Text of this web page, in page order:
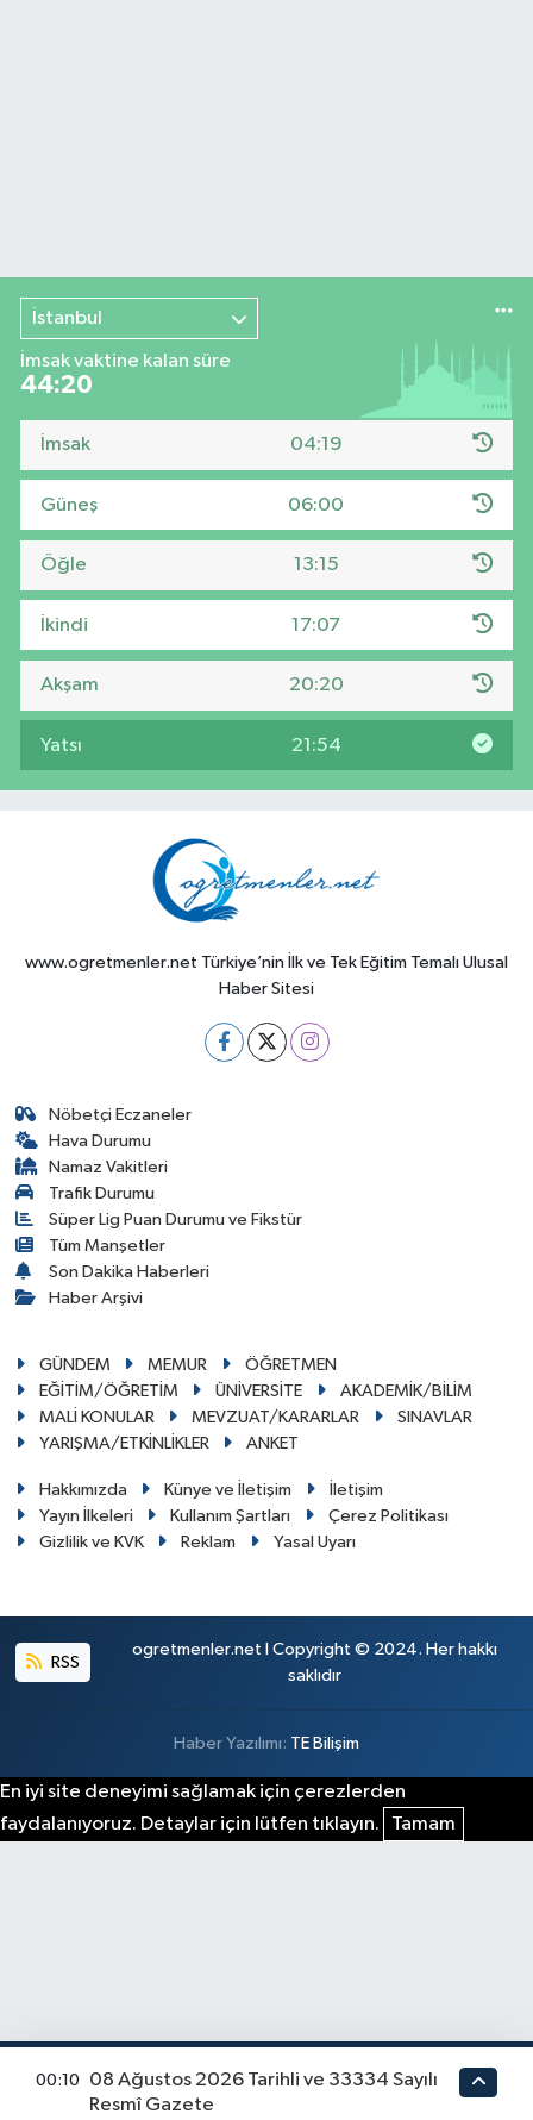
İstanbul
İmsak vaktine kalan süre
44:19
İmsak 04:19
Güneş 06:00
Öğle 13:15
İkindi 17:07
Akşam 20:20
Yatsı 21:54
www.ogretmenler.net Türkiye’nin İlk ve Tek Eğitim Temalı Ulusal
Haber Sitesi
Nöbetçi Eczaneler
Hava Durumu
Namaz Vakitleri
Trafik Durumu
Süper Lig Puan Durumu ve Fikstür
Tüm Manşetler
Son Dakika Haberleri
Haber Arşivi
GÜNDEM MEMUR
ÖĞRETMEN
EĞİTİM/ÖĞRETİM
ÜNİVERSİTE
AKADEMİK/BİLİM
MALİ KONULAR
MEVZUAT/KARARLAR
SINAVLAR
YARIŞMA/ETKİNLİKLER
ANKET
Hakkımızda Künye ve İletişim
İletişim
Yayın İlkeleri
Kullanım Şartları
Çerez Politikası
Gizlilik ve KVK
Reklam Yasal Uyarı
RSS
ogretmenler.net I Copyright © 2024. Her hakkı
saklıdır
Haber Yazılımı: TE Bilişim
En iyi site deneyimi sağlamak için çerezlerden
faydalanıyoruz. Detaylar için lütfen tıklayın.
Tamam
00:10
08 Ağustos 2026 Tarihli ve 33334 Sayılı
Resmî Gazete